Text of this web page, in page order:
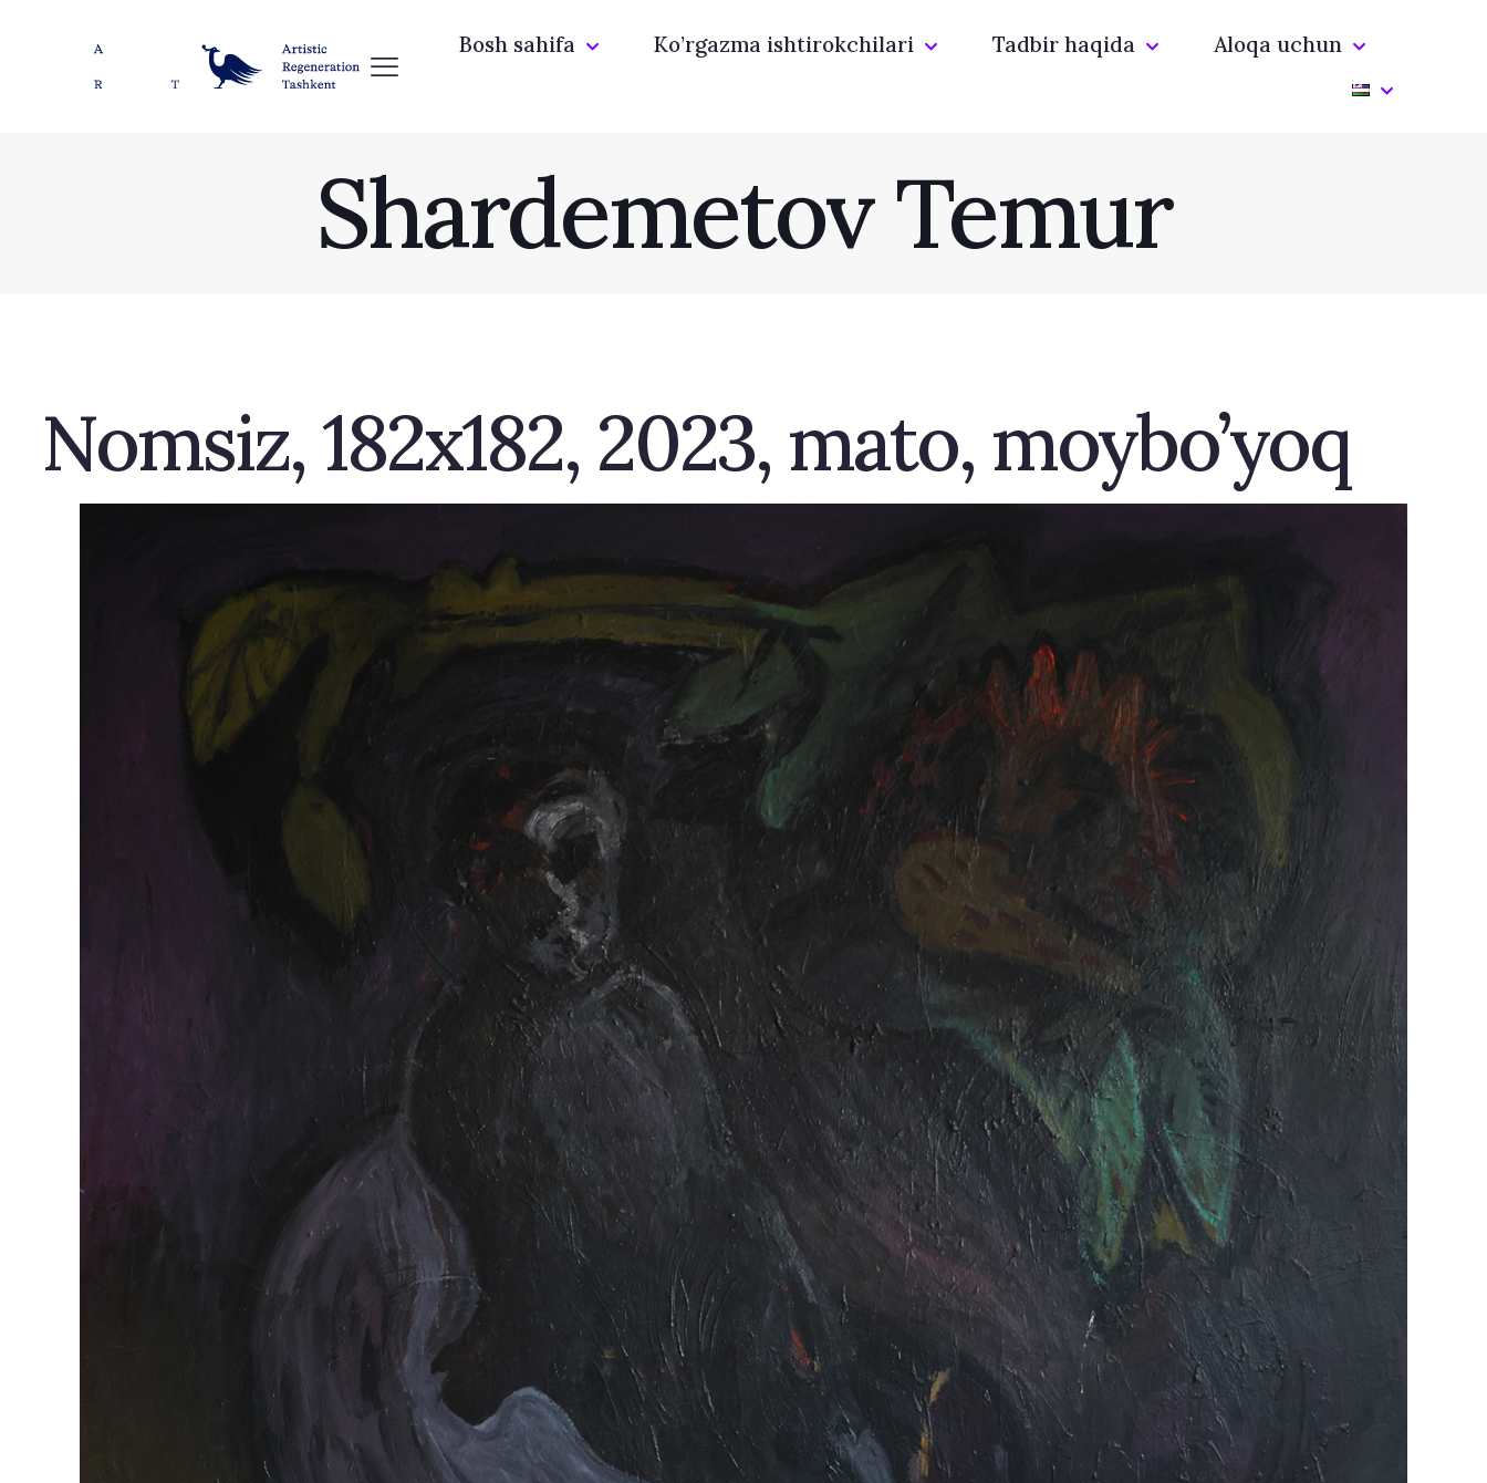
Bosh sahifa Ko’rgazma ishtirokchilari Tadbir haqida Aloqa uchun
Shardemetov Temur
Nomsiz, 182х182, 2023, mato, moybo’yoq